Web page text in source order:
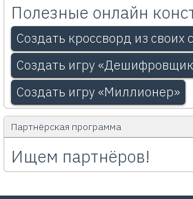
Полезные онлайн
Создать кроссворд из своих
Создать игру
Создать игру «Миллионер»
Партнёрская программа
Ищем партнёров!